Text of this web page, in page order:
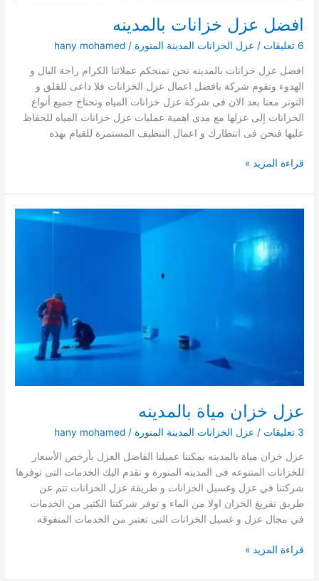
افضل عزل خزانات بالمدينه
6 تعليقات / عزل الخزانات المدينة المنورة /
hany mohamed
افضل عزل خزانات بالمدينه نحن نمنحكم عملائنا الكرام راحة البال و
الهدوء وتقوم شركة بافضل اعمال عزل الخزانات فلا داعى للقلق و
التوتر معنا بعد الان فى شركة عزل خزانات المياه وتحتاج جميع أنواع
الخزانات إلى عزلها مع مدى اهمية عمليات عزل خزانات المياه للحفاظ
عليها فنحن فى انتظارك و اعمال التنظيف المستمرة للقيام بهذه
افضل
خزانات
بالمدينه
قراءة المزيد »
عزل خزان مياة بالمدينه
3 تعليقات / عزل الخزانات المدينة المنورة /
hany mohamed
عزل خزان مياة بالمدينه يمكننا عميلنا الفاضل العزل بأرخص الأسعار
للخزانات المتنوعه فى المدينه المنورة و نقدم اليك الخدمات التى توفرها
شركتنا في عزل وغسيل الخزانات و طريقة عزل الخزانات تتم عن
طريق تفريغ الخزان اولا من الماء و توفر شركتنا الكثير من الخدمات
في مجال عزل و غسيل الخزانات التى تعتبر من الخدمات المتفوقه
عزل
قراءة المزيد »